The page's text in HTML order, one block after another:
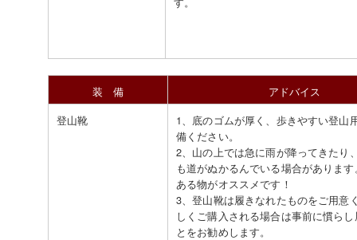
装 備
アドバイス
登山靴
1、底のゴムが厚く、歩きやすい登山
備ください。
2、山の上では急に雨が降ってきたり
も道がぬかるんでいる場合がありま
ある物がオススメです！
3、登山靴は履きなれたものをご用意
しくご購入される場合は事前に慣ら
とをお勧めします。